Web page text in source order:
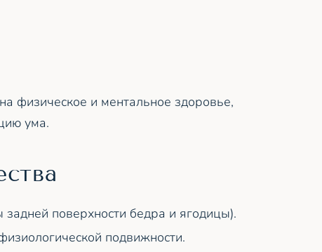
физическое и ментальное здоровье,
ума.
поверхности бедра и ягодицы).
подвижности.